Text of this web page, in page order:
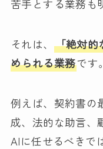
苦手とする業務も
それは、 「絶対的
められる業務です。
例えば、契約書の
成、法的な助言、
AIに任せるべきで